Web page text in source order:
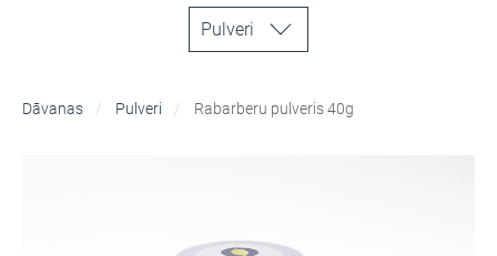
Pulveri
Dāvanas Pulveri Rabarberu pulveris 40g